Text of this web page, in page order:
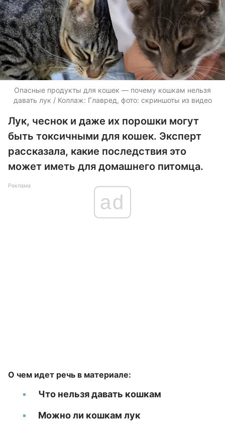
Опасные продукты для кошек — почему кошкам нельзя
давать лук / Коллаж: Главред, фото: скриншоты из видео
Лук, чеснок и даже их порошки могут
быть токсичными для кошек. Эксперт
рассказала, какие последствия это
может иметь для домашнего питомца.
Реклама
ad
О чем идет речь в материале:
Что нельзя давать кошкам
Можно ли кошкам лук